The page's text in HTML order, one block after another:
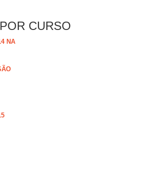
CURSO
NA